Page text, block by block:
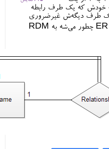
خودش که یک طرف رابطه
طرف دیگه‌ش غیرضروری
هست رو از ER چطور می‌شه به RDM